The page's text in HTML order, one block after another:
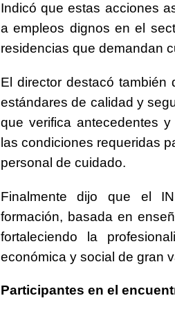
Indicó que estas acciones
a empleos dignos en el
residencias que demandan
El director destacó
estándares de calidad y
que verifica antecedentes
las condiciones requeridas
personal de cuidado.
Finalmente dijo que el
formación, basada en
fortaleciendo la
económica y social de gran
Participantes en el